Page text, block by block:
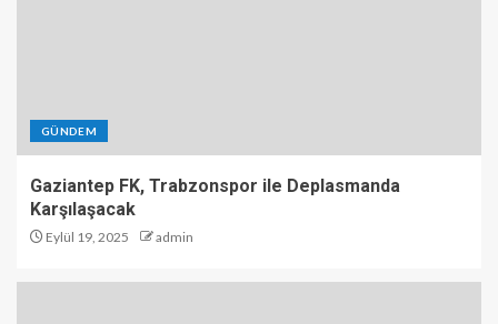
GÜNDEM
Gaziantep FK, Trabzonspor ile Deplasmanda
Karşılaşacak
Eylül 19, 2025 admin